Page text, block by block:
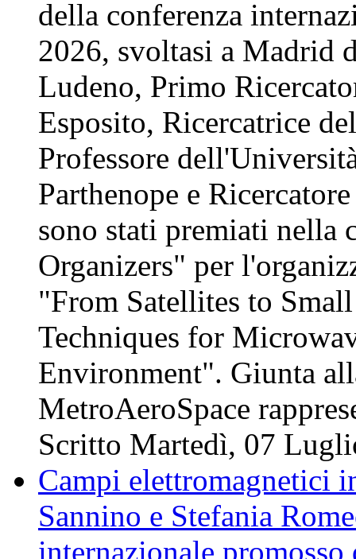
della conferenza
2026, svoltasi a Madrid
Ludeno, Primo
Esposito, Ricercatrice
Professore
Parthenope e
sono stati premiati nella
Organizers" per
"From Satellites to
Techniques for
Environment". Giunta
MetroAeroSpace
Scritto Martedì, 07
Campi elettromagnetici
Sannino e Stefania
internazionale